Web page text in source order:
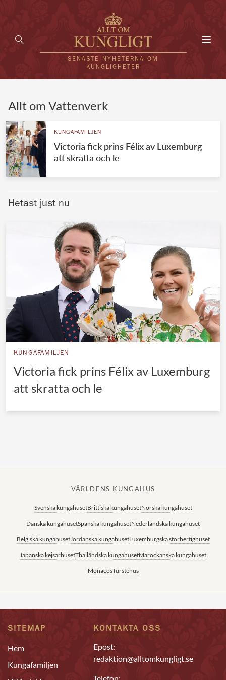
SENASTE NYHETERNA OM
KUNGLIGHETER
UTLÄNDSKT
VÄRLDENS KUNGAHUS
Brittiska kungahuset
Norska kungahuset
Danska kungahuset
Spanska kungahuset
Nederländska kungahuset
Belgiska kungahuset
Jordanska kungahuset
Luxemburgska storhertighuset
Japanska kejsarhuset
Thailändska kungahuset
Allt om Vattenverk
KUNGAFAMILJEN
Victoria fick prins Félix av Luxemburg
att skratta och le
Hetast just nu
KUNGAFAMILJEN
Victoria fick prins Félix av Luxemburg
att skratta och le
VÄRLDENS KUNGAHUS
Svenska kungahusetBrittiska kungahusetNorska kungahuset
Danska kungahusetSpanska kungahusetNederländska kungahuset
Belgiska kungahusetJordanska kungahusetLuxemburgska storhertighuset
Japanska kejsarhusetThailändska kungahusetMarockanska kungahuset
Monacos furstehus
SITEMAP
Hem
Kungafamiljen
KONTAKTA OSS
Epost:
redaktion@alltomkungligt.se